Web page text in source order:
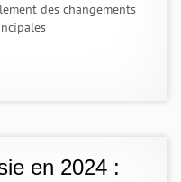
des changements
en 2024 :